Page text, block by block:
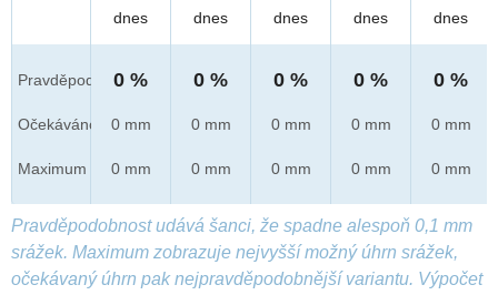
Pravděpod.
Očekáváno
Maximum
dnes
0 %
0 mm
0 mm
dnes
0 %
0 mm
0 mm
dnes
0 %
0 mm
0 mm
dnes
0 %
0 mm
0 mm
dnes
0 %
0 mm
0 mm
Pravděpodobnost udává šanci, že spadne alespoň 0,1 mm
srážek. Maximum zobrazuje nejvyšší možný úhrn srážek,
očekávaný úhrn pak nejpravděpodobnější variantu. Výpočet